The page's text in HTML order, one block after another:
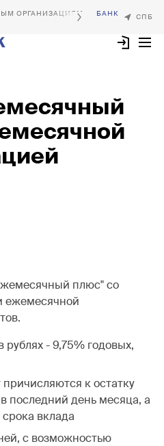
ОРГАНИЗАЦИЯМ
плюс" со
ежемесячной
рублях - 9,75% годовых,
к остатку
последний день месяца, а
вклада
с возможностью